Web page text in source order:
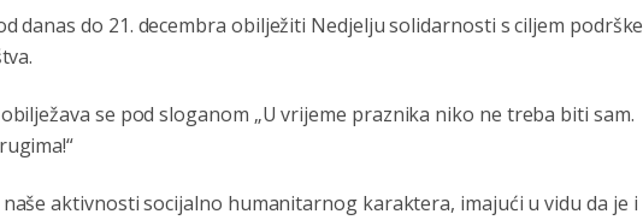
danas do 21. decembra obilježiti Nedjelju solidarnosti s ciljem podrške
se pod sloganom „U vrijeme praznika niko ne treba biti sam.
aktivnosti socijalno humanitarnog karaktera, imajući u vidu da je i